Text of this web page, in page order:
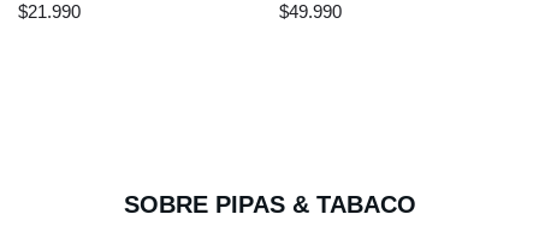
$21.990 $49.990
SOBRE PIPAS & TABACO